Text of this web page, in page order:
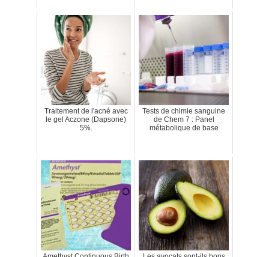
Traitement de l'acné avec
le gel Aczone (Dapsone)
5%.
Tests de chimie sanguine
de Chem 7 : Panel
métabolique de base